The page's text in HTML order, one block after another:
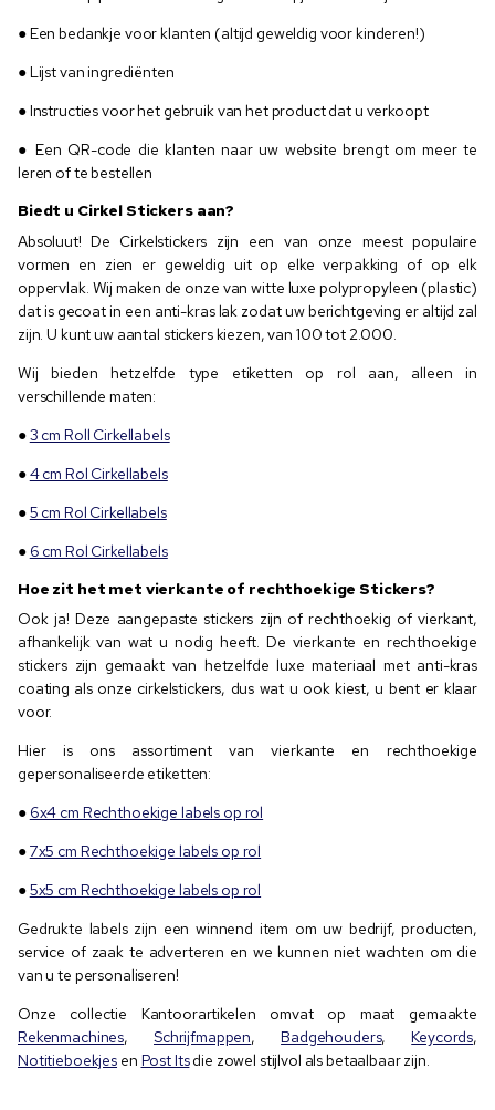
● Een bedankje voor klanten (altijd geweldig voor kinderen!)
● Lijst van ingrediënten
● Instructies voor het gebruik van het product dat u verkoopt
● Een QR-code die klanten naar uw website brengt om meer te
leren of te bestellen
Biedt u Cirkel Stickers aan?
Absoluut! De Cirkelstickers zijn een van onze meest populaire
vormen en zien er geweldig uit op elke verpakking of op elk
oppervlak. Wij maken de onze van witte luxe polypropyleen (plastic)
dat is gecoat in een anti-kras lak zodat uw berichtgeving er altijd zal
zijn. U kunt uw aantal stickers kiezen, van 100 tot 2.000.
Wij bieden hetzelfde type etiketten op rol aan, alleen in
verschillende maten:
●3 cm Roll Cirkellabels
●4 cm Rol Cirkellabels
●5 cm Rol Cirkellabels
● 6 cm Rol Cirkellabels
Hoe zit het met vierkante of rechthoekige Stickers?
Ook ja! Deze aangepaste stickers zijn of rechthoekig of vierkant,
afhankelijk van wat u nodig heeft. De vierkante en rechthoekige
stickers zijn gemaakt van hetzelfde luxe materiaal met anti-kras
coating als onze cirkelstickers, dus wat u ook kiest, u bent er klaar
voor.
Hier is ons assortiment van vierkante en rechthoekige
gepersonaliseerde etiketten:
● 6x4 cm Rechthoekige labels op rol
●7x5 cm Rechthoekige labels op rol
●5x5 cm Rechthoekige labels op rol
Gedrukte labels zijn een winnend item om uw bedrijf, producten,
service of zaak te adverteren en we kunnen niet wachten om die
van u te personaliseren!
Onze collectie Kantoorartikelen omvat op maat gemaakte
Rekenmachines,Schrijfmappen,Badgehouders,Keycords,
Notitieboekjes en Post Itsdie zowel stijlvol als betaalbaar zijn.